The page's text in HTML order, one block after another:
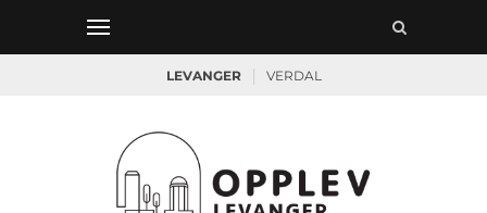
LEVANGER | VERDAL